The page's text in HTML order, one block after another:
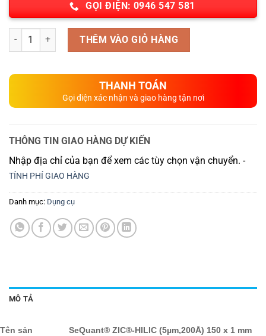
GỌI ĐIỆN: 0946 547 581
Số lượng THÊM VÀO GIỎ HÀNG
THANH TOÁN
Gọi điện xác nhận và giao hàng tận nơi
THÔNG TIN GIAO HÀNG DỰ KIẾN
Nhập địa chỉ của bạn để xem các tùy chọn vận chuyển. -
TÍNH PHÍ GIAO HÀNG
Danh mục: Dụng cụ
MÔ TẢ
Tên sản
SeQuant® ZIC®-HILIC (5µm,200Å) 150 x 1 mm